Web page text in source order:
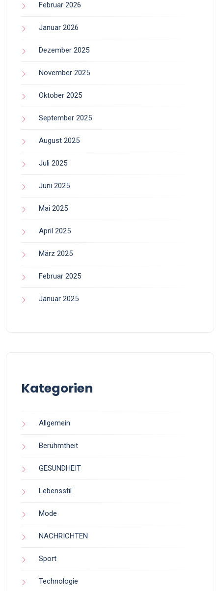
Februar 2026
Januar 2026
Dezember 2025
November 2025
Oktober 2025
September 2025
August 2025
Juli 2025
Juni 2025
Mai 2025
April 2025
März 2025
Februar 2025
Januar 2025
Kategorien
Allgemein
Berühmtheit
GESUNDHEIT
Lebensstil
Mode
NACHRICHTEN
Sport
Technologie